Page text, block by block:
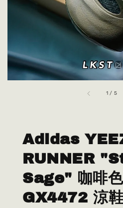
1 / 5
Adidas
RUNNER
Sage" 咖啡
GX4472 涼